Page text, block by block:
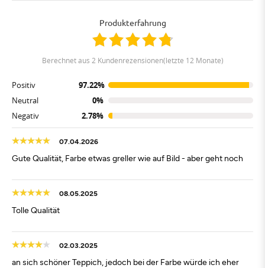
Produkterfahrung
berechnet aus 2 Kundenrezensionen(letzte 12 Monate)
Positiv
97.22%
Neutral
0%
Negativ
2.78%
07.04.2026
Gute Qualität, Farbe etwas greller wie auf Bild - aber geht noch
08.05.2025
Tolle Qualität
02.03.2025
an sich schöner Teppich, jedoch bei der Farbe würde ich eher